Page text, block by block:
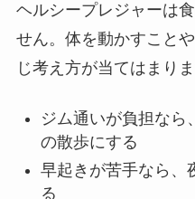
ヘルシープレジャーは
せん。体を動かすこと
じ考え方が当てはまりま
ジム通いが負担なら
の散歩にする
早起きが苦手なら、
る